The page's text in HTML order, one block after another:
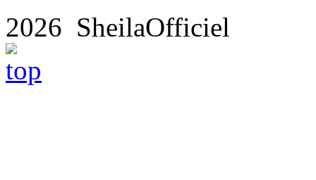
2026 SheilaOfficiel